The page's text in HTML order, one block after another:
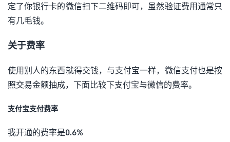
定了你银行卡的微信扫下二维码即可，虽然验证费用通常只
有几毛钱。
关于费率
使用别人的东西就得交钱，与支付宝一样，微信支付也是按
照交易金额抽成，下面比较下支付宝与微信的费率。
支付宝支付费率
我开通的费率是0.6%